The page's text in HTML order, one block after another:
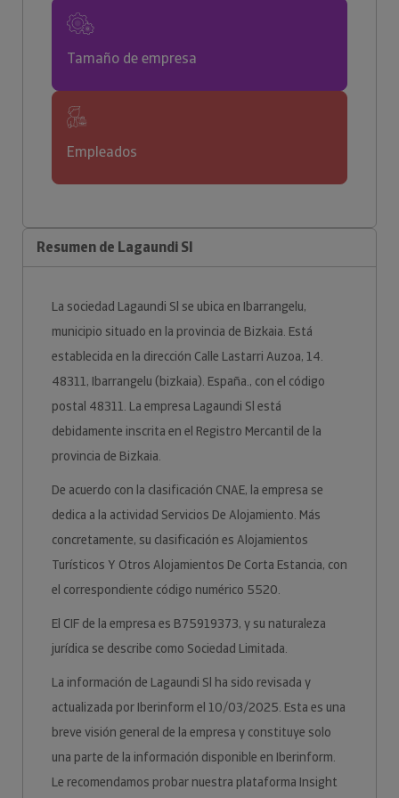
Tamaño de empresa
Empleados
Resumen de Lagaundi Sl
La sociedad Lagaundi Sl se ubica en Ibarrangelu,
municipio situado en la provincia de Bizkaia. Está
establecida en la dirección Calle Lastarri Auzoa, 14.
48311, Ibarrangelu (bizkaia). España., con el código
postal 48311. La empresa Lagaundi Sl está
debidamente inscrita en el Registro Mercantil de la
provincia de Bizkaia.
De acuerdo con la clasificación CNAE, la empresa se
dedica a la actividad Servicios De Alojamiento. Más
concretamente, su clasificación es Alojamientos
Turísticos Y Otros Alojamientos De Corta Estancia, con
el correspondiente código numérico 5520.
El CIF de la empresa es B75919373, y su naturaleza
jurídica se describe como Sociedad Limitada.
La información de Lagaundi Sl ha sido revisada y
actualizada por Iberinform el 10/03/2025. Esta es una
breve visión general de la empresa y constituye solo
una parte de la información disponible en Iberinform.
Le recomendamos probar nuestra plataforma Insight